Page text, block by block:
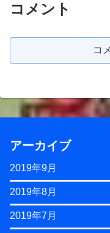
コメント
コ
アーカイブ
2019年9月
2019年8月
2019年7月